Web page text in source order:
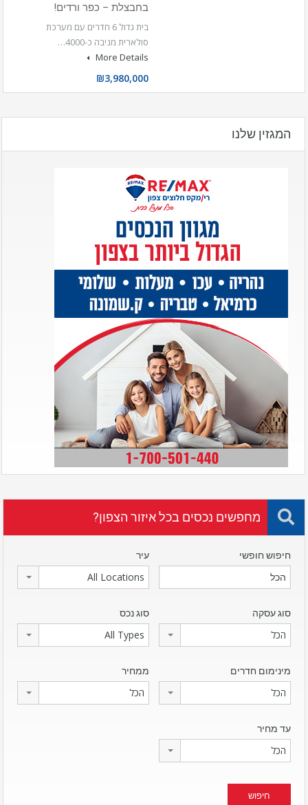
בחבצלת – כפר ורדים!
בית גדול 6 חדרים עם מערכת
סולארית מניבה כ-4000…
More Details
₪3,980,000
המגזין שלנו
מחפשים נכסים בכל איזור הצפון?
חיפוש חופשי עיר
All Locations
סוג עסקה
הכל
סוג נכס
All Types
מינימום חדרים
הכל
ממחיר
הכל
עד מחיר
הכל